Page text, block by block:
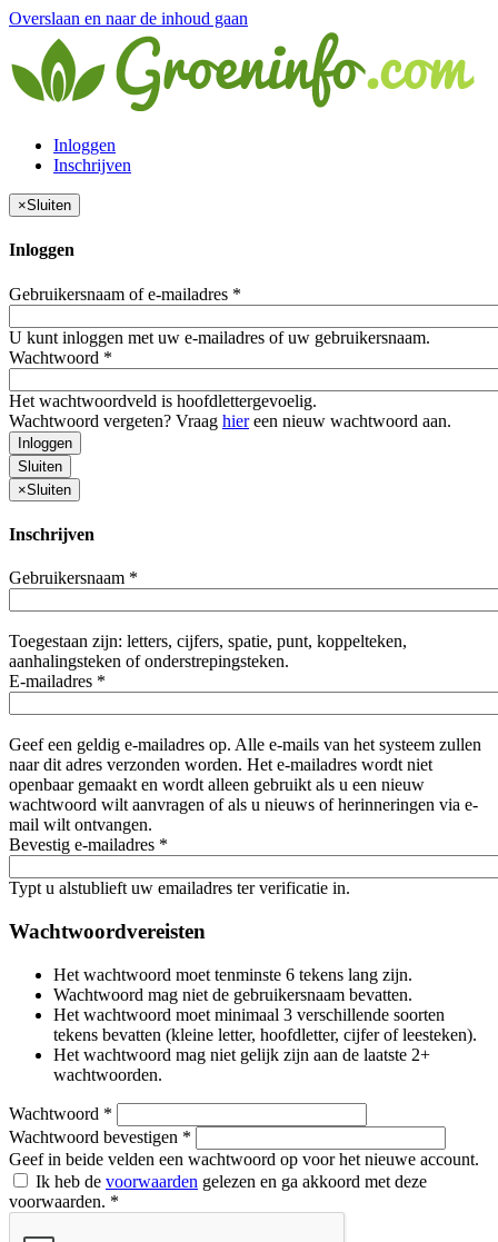
Overslaan en naar de inhoud gaan
Inloggen
Inschrijven
×Sluiten
Inloggen
Gebruikersnaam of e-mailadres *
U kunt inloggen met uw e-mailadres of uw gebruikersnaam.
Wachtwoord *
Het wachtwoordveld is hoofdlettergevoelig.
Wachtwoord vergeten? Vraag hiereen nieuw wachtwoord aan.
Inloggen
Sluiten
×Sluiten
Inschrijven
Gebruikersnaam *
Toegestaan zijn: letters, cijfers, spatie, punt, koppelteken,
aanhalingsteken of onderstrepingsteken.
E-mailadres *
Geef een geldig e-mailadres op. Alle e-mails van het systeem zullen
naar dit adres verzonden worden. Het e-mailadres wordt niet
openbaar gemaakt en wordt alleen gebruikt als u een nieuw
wachtwoord wilt aanvragen of als u nieuws of herinneringen via e-
mail wilt ontvangen.
Bevestig e-mailadres *
Typt u alstublieft uw emailadres ter verificatie in.
Wachtwoordvereisten
Het wachtwoord moet tenminste 6 tekens lang zijn.
Wachtwoord mag niet de gebruikersnaam bevatten.
Het wachtwoord moet minimaal 3 verschillende soorten
tekens bevatten (kleine letter, hoofdletter, cijfer of leesteken).
Het wachtwoord mag niet gelijk zijn aan de laatste 2+
wachtwoorden.
Wachtwoord *
Wachtwoord bevestigen *
Geef in beide velden een wachtwoord op voor het nieuwe account.
Ik heb de voorwaarden gelezen en ga akkoord met deze
voorwaarden. *